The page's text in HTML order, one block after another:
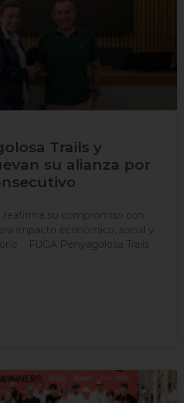
Trails y
su alianza por
reafirma su compromiso con
impacto económico, social y
FUGA Penyagolosa Trails